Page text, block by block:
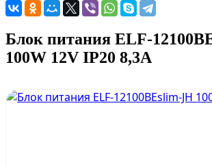
Блок питания ELF-
100W 12V IP20 8,3A